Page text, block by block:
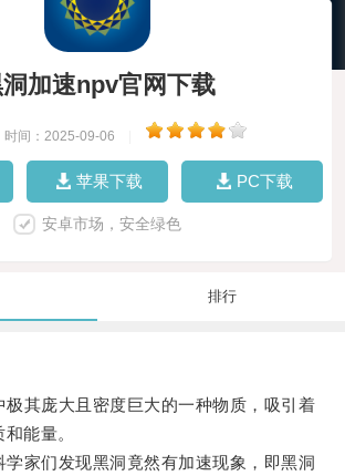
加速npv官网下载
时间：2025-09-06
苹果下载 PC下载
安卓市场，安全绿色
排行
其庞大且密度巨大的一种物质，吸引着
能量。
们发现黑洞竟然有加速现象，即黑洞